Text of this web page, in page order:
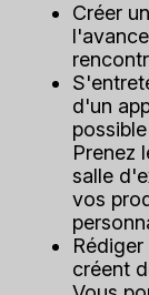
Créer
d'un
Prenez
salle
vos
créent